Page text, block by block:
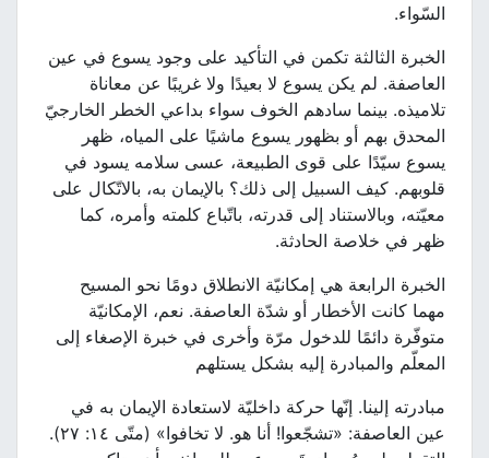
السّواء.
الخبرة الثالثة تكمن في التأكيد على وجود يسوع في عين
العاصفة. لم يكن يسوع لا بعيدًا ولا غريبًا عن معاناة
تلاميذه. بينما سادهم الخوف سواء بداعي الخطر الخارجيّ
المحدق بهم أو بظهور يسوع ماشيًا على المياه، ظهر
يسوع سيّدًا على قوى الطبيعة، عسى سلامه يسود في
قلوبهم. كيف السبيل إلى ذلك؟ بالإيمان به، بالاتّكال على
معيّته، وبالاستناد إلى قدرته، باتّباع كلمته وأمره، كما
ظهر في خلاصة الحادثة.
الخبرة الرابعة هي إمكانيّة الانطلاق دومًا نحو المسيح
مهما كانت الأخطار أو شدّة العاصفة. نعم، الإمكانيّة
متوفّرة دائمًا للدخول مرّة وأخرى في خبرة الإصغاء إلى
المعلّم والمبادرة إليه بشكل يستلهم
مبادرته إلينا. إنّها حركة داخليّة لاستعادة الإيمان به في
عين العاصفة: «تشجّعوا! أنا هو. لا تخافوا» (متّى ١٤: ٢٧).